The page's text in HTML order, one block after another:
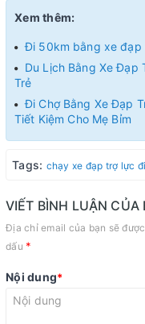
Xem thêm:
Đi 50km bằng xe đạp
Du Lịch Bằng Xe Đạp
Trẻ
Đi Chợ Bằng Xe Đạp
Tiết Kiệm Cho Mẹ Bỉm
Tags: chạy xe đạp trợ lực
VIẾT BÌNH LUẬN CỦA
Địa chỉ email của bạn sẽ
dấu *
Nội dung*